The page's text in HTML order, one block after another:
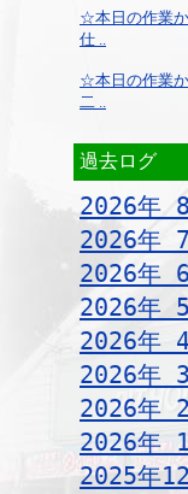
☆本日の作業
仕 ..
☆本日の作業
二 ..
過去ログ
2026年
2026年
2026年
2026年
2026年
2026年
2026年
2026年
2025年